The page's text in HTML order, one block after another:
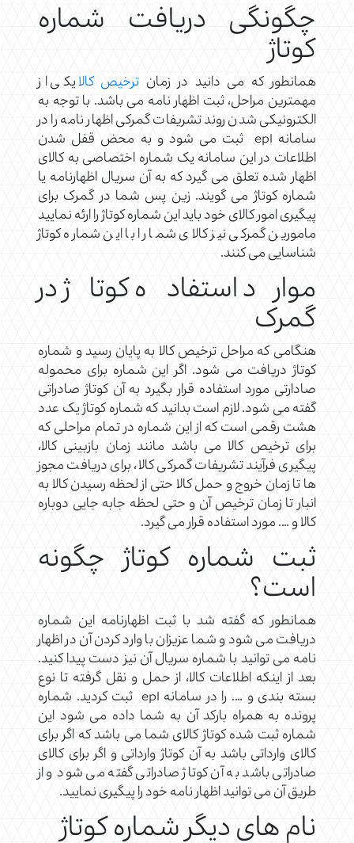
چگونگی دریافت شماره
کوتاژ
همانطور که می دانید در زمان ترخیص کالایکی از
مهمترین مراحل، ثبت اظهار نامه می باشد. با توجه به
الکترونیکی شدن روند تشریفات گمرکی اظهار نامه را در
سامانه epl ثبت می شود و به محض قفل شدن
اطلاعات در این سامانه یک شماره اختصاصی به کالای
اظهار شده تعلق می گیرد که به آن سریال اظهارنامه یا
شماره کوتاژ می گویند. زین پس شما در گمرک برای
پیگیری امور کالای خود باید این شماره کوتاژ را ارئه نمایید
مامورین گمرکی نیز کالای شما را با این شماره کوتاژ
شناسایی می کنند.
موارد استفاده کوتاژ در
گمرک
هنگامی که مراحل ترخیص کالا به پایان رسید و شماره
کوتاژ دریافت می شود. اگر این شماره برای محموله
صادارتی مورد استفاده قرار بگیرد به آن کوتاژ صادراتی
گفته می شود. لازم است بدانید که شماره کوتاژ یک عدد
هشت رقمی است که از این شماره در تمام مراحلی که
برای ترخیص کالا می باشد مانند زمان بازبینی کالا،
پیگیری فرآیند تشریفات گمرکی کالا، برای دریافت مجوز
ها تا زمان خروج و حمل کالا حتی از لحظه رسیدن کالا به
انبار تا زمان ترخیص آن و حتی لحظه جابه جایی دوباره
کالا و …. مورد استفاده قرار می گیرد.
ثبت شماره کوتاژ چگونه
است؟
همانطور که گفته شد با ثبت اظهارنامه این شماره
دریافت می شود و شما عزیزان با وارد کردن آن در اظهار
نامه می توانید با شماره سریال آن نیز دست پیدا کنید.
بعد از اینکه اطلاعات کالا، از حمل و نقل گرفته تا نوع
بسته بندی و …. را در سامانه epl ثبت کردید. شماره
پرونده به همراه بارکد آن به شما داده می شود این
شماره ثبت شده کوتاژ کالای شما می باشد که اگر برای
کالای وارداتی باشد به آن کوتاژ وارداتی و اگر برای کالای
صادراتی باشد به آن کوتاژ صادراتی گفته می شود و از
طریق آن می توانید اظهار نامه خود را پیگیری نمایید.
نام های دیگر شماره کوتاژ